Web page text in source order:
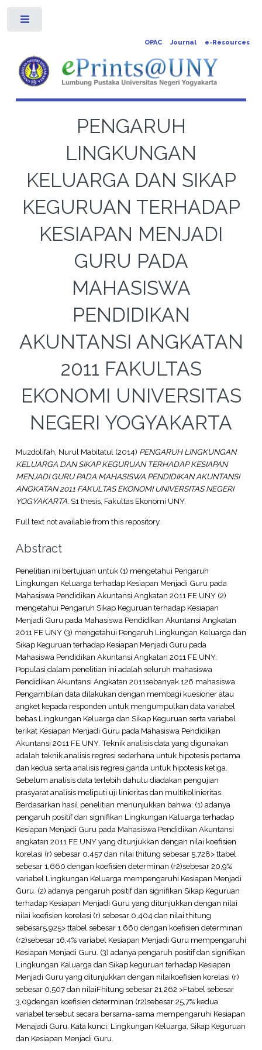
OPAC Journal e-Resources
PENGARUH
LINGKUNGAN
KELUARGA DAN SIKAP
KEGURUAN TERHADAP
KESIAPAN MENJADI
GURU PADA
MAHASISWA
PENDIDIKAN
AKUNTANSI ANGKATAN
2011 FAKULTAS
EKONOMI UNIVERSITAS
NEGERI YOGYAKARTA
Muzdolifah, Nurul Mabitatul(2014) PENGARUH LINGKUNGAN
KELUARGA DAN SIKAP KEGURUAN TERHADAP KESIAPAN
MENJADI GURU PADA MAHASISWA PENDIDIKAN AKUNTANSI
ANGKATAN 2011 FAKULTAS EKONOMI UNIVERSITAS NEGERI
YOGYAKARTA. S1 thesis, Fakultas Ekonomi UNY.
Full text not available from this repository.
Abstract
Penelitian ini bertujuan untuk (1) mengetahui Pengaruh
Lingkungan Keluarga terhadap Kesiapan Menjadi Guru pada
Mahasiswa Pendidikan Akuntansi Angkatan 2011 FE UNY (2)
mengetahui Pengaruh Sikap Keguruan terhadap Kesiapan
Menjadi Guru pada Mahasiswa Pendidikan Akuntansi Angkatan
2011 FE UNY (3) mengetahui Pengaruh Lingkungan Keluarga dan
Sikap Keguruan terhadap Kesiapan Menjadi Guru pada
Mahasiswa Pendidikan Akuntansi Angkatan 2011 FE UNY.
Populasi dalam penelitian ini adalah seluruh mahasiswa
Pendidikan Akuntansi Angkatan 2011sebanyak 126 mahasiswa.
Pengambilan data dilakukan dengan membagi kuesioner atau
angket kepada responden untuk mengumpulkan data variabel
bebas Lingkungan Keluarga dan Sikap Keguruan serta variabel
terikat Kesiapan Menjadi Guru pada Mahasiswa Pendidikan
Akuntansi 2011 FE UNY. Teknik analisis data yang digunakan
adalah teknik analisis regresi sederhana untuk hipotesis pertama
dan kedua serta analisis regresi ganda untuk hipotesis ketiga.
Sebelum analisis data terlebih dahulu diadakan pengujian
prasyarat analisis meliputi uji linieritas dan multikolinieritas.
Berdasarkan hasil penelitian menunjukkan bahwa: (1) adanya
pengaruh positif dan signifikan Lingkungan Kaluarga terhadap
Kesiapan Menjadi Guru pada Mahasiswa Pendidikan Akuntansi
angkatan 2011 FE UNY yang ditunjukkan dengan nilai koefisien
korelasi (r) sebesar 0,457 dan nilai thitung sebesar 5,728> ttabel
sebesar 1,660 dengan koefisien determinan (r2)sebesar 20,9%
variabel Lingkungan Keluarga mempengaruhi Kesiapan Menjadi
Guru. (2) adanya pengaruh positif dan signifikan Sikap Keguruan
terhadap Kesiapan Menjadi Guru yang ditunjukkan dengan nilai
nilai koefisien korelasi (r) sebesar 0,404 dan nilai thitung
sebesar5,925> ttabel sebesar 1,660 dengan koefisien determinan
(r2)sebesar 16,4% variabel Kesiapan Menjadi Guru mempengaruhi
Kesiapan Menjadi Guru. (3) adanya pengaruh positif dan signifikan
Lingkungan Kaluarga dan Sikap keguruan terhadap Kesiapan
Menjadi Guru yang ditunjukkan dengan nilaikoefisien korelasi (r)
sebesar 0,507 dan nilaiFhitung sebesar 21,262 >Ftabel sebesar
3,09dengan koefisien determinan (r2)sebesar 25,7% kedua
variabel tersebut secara bersama-sama mempengaruhi Kesiapan
Menajadi Guru. Kata kunci: Lingkungan Keluarga, Sikap Keguruan
dan Kesiapan Menjadi Guru.